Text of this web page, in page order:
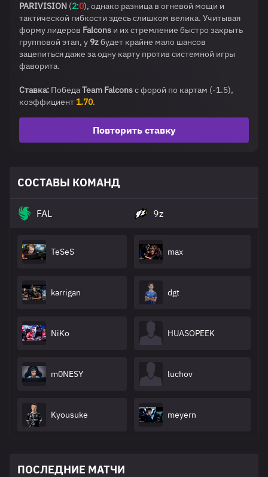
PARIVISION (2:0), однако разница в огневой мощи и
тактической гибкости здесь слишком велика. Учитывая
форму лидеров Falcons и их стремление быстро закрыть
групповой этап, у 9zбудет крайне мало шансов
зацепиться даже за одну карту против системной игры
фаворита.
Ставка: ПобедаTeam Falconsс форой по картам (-1.5),
коэффициент1.70.
Повторить ставку
СОСТАВЫ КОМАНД
FAL
TeSeS
karrigan
NiKo
m0NESY
Kyousuke
9z
max
dgt
HUASOPEEK
luchov
meyern
ПОСЛЕДНИЕ МАТЧИ